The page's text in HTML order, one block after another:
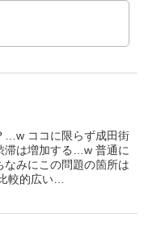
…w ココに限らず成田街
滞は増加する…w 普通に
みにこの問題の箇所は
較的広い…